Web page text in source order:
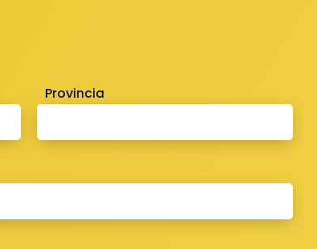
Provincia